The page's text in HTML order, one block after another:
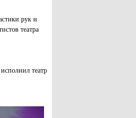
рук и
театра
театр